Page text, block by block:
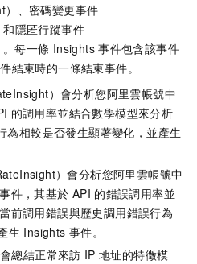
、密碼變更事件
隱匿行蹤事件
每一條 Insights 事件包含該事件
結束時的一條結束事件。
）會分析您阿里雲帳號中
的調用率並結合數學模型來分析
為相較是否發生顯著變化，並產生
）會分析您阿里雲帳號中
件，其基於 API 的錯誤調用率並
當前調用錯誤與歷史調用錯誤行為
生 Insights 事件。
總結正常來訪 IP 地址的特徵模